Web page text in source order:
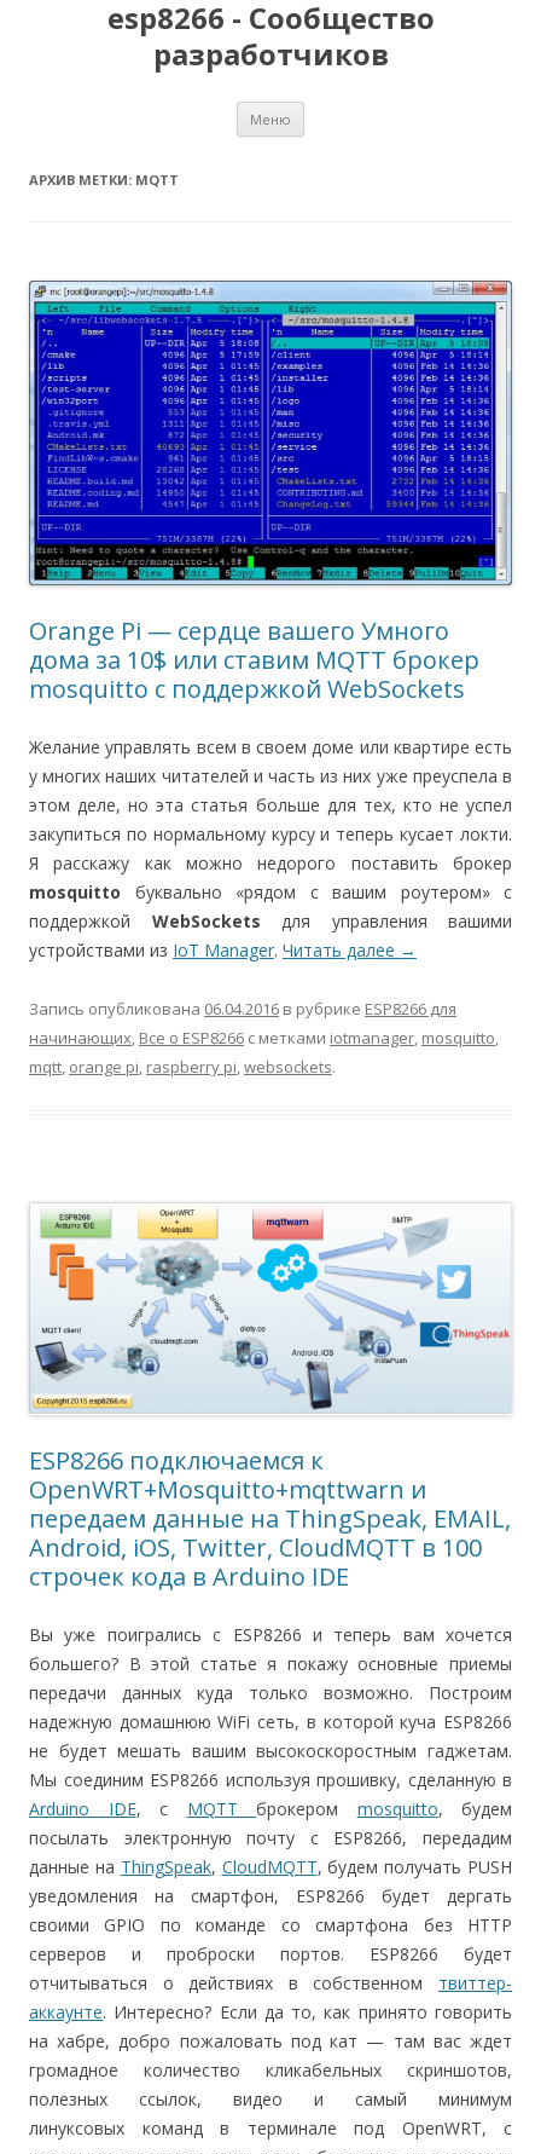
esp8266 - Сообщество
разработчиков
Меню
АРХИВ МЕТКИ: MQTT
Orange Pi — сердце вашего Умного
дома за 10$ или ставим MQTT брокер
mosquitto с поддержкой WebSockets
Желание управлять всем в своем доме или квартире есть
у многих наших читателей и часть из них уже преуспела в
этом деле, но эта статья больше для тех, кто не успел
закупиться по нормальному курсу и теперь кусает локти.
Я расскажу как можно недорого поставить брокер
mosquitto буквально «рядом с вашим роутером» с
поддержкой WebSockets для управления вашими
устройствами из IoT Manager. Читать далее →
Запись опубликована 06.04.2016 в рубрике ESP8266 для
начинающих, Все о ESP8266 с метками iotmanager, mosquitto,
mqtt, orange pi, raspberry pi,websockets.
ESP8266 подключаемся к
OpenWRT+Mosquitto+mqttwarn и
передаем данные на ThingSpeak, EMAIL,
Android, iOS, Twitter, CloudMQTT в 100
строчек кода в Arduino IDE
Вы уже поигрались с ESP8266 и теперь вам хочется
большего? В этой статье я покажу основные приемы
передачи данных куда только возможно. Построим
надежную домашнюю WiFi сеть, в которой куча ESP8266
не будет мешать вашим высокоскоростным гаджетам.
Мы соединим ESP8266 используя прошивку, сделанную в
Arduino IDE, c MQTT брокером mosquitto, будем
посылать электронную почту с ESP8266, передадим
данные на ThingSpeak, CloudMQTT, будем получать PUSH
уведомления на смартфон, ESP8266 будет дергать
своими GPIO по команде со смартфона без HTTP
серверов и проброски портов. ESP8266 будет
отчитываться о действиях в собственном твиттер-
аккаунте. Интересно? Если да то, как принято говорить
на хабре, добро пожаловать под кат — там вас ждет
громадное количество кликабельных скриншотов,
полезных ссылок, видео и самый минимум
линуксовых команд в терминале под OpenWRT, с